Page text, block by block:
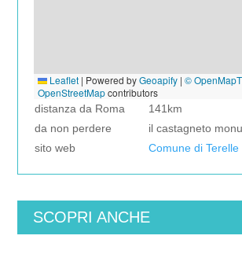
Leaflet | Powered byGeoapify |©
OpenStreetMapcontributors
distanza da Roma
141km
da non perdere
il castagneto
sito web
Comune di Terelle
SCOPRI ANCHE